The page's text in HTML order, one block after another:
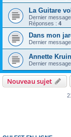
La Guitare
Dernier
Réponses : 4
Dans mon
Dernier
Annette
Dernier
Nouveau sujet